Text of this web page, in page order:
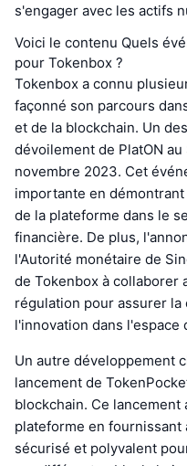
s'engager avec les actifs
Voici le contenu Quels
pour Tokenbox ?
Tokenbox a connu
façonné son parcours
et de la blockchain. Un
dévoilement de PlatON
novembre 2023. Cet
importante en
de la plateforme dans le
financière. De plus,
l'Autorité monétaire de
de Tokenbox à collaborer
régulation pour assurer
l'innovation dans l'espace
Un autre développement
lancement de
blockchain. Ce
plateforme en
sécurisé et polyvalent